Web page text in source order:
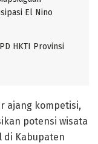
El Nino
HKTI Provinsi
ajang kompetisi,
potensi wisata
di Kabupaten